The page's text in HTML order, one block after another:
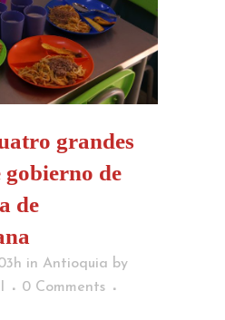
grandes
gobierno de
de
in Antioquia by
0 Comments